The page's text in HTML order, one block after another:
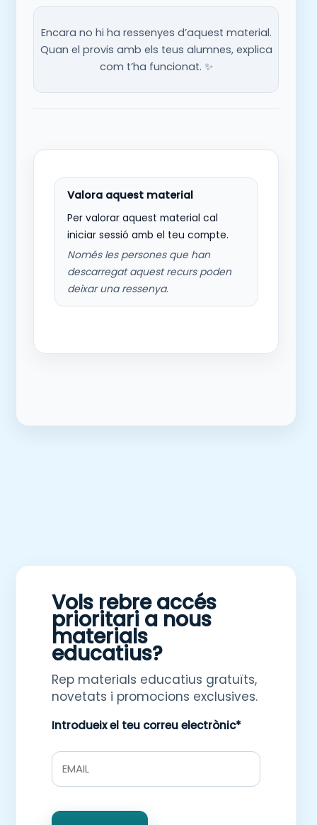
Encara no hi ha ressenyes d’aquest material.
Quan el provis amb els teus alumnes, explica
com t’ha funcionat. ✨
Per valorar aquest material cal
iniciar sessió amb el teu compte.
Només les persones que han
descarregat aquest recurs poden
deixar una ressenya.
Vols rebre accés
prioritari a nous
materials
educatius?
Rep materials educatius gratuïts,
novetats i promocions exclusives.
Introdueix el teu correu electrònic*